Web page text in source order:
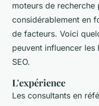
moteurs de recherche
considérablement en
de facteurs. Voici
peuvent influencer
SEO.
L'expérience
Les consultants en